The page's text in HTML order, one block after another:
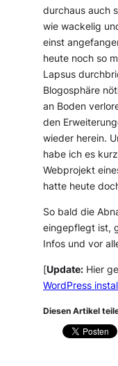
durchaus auch
wie wackelig
einst
heute noch so
Lapsus
Blogosphäre
an Boden
den
wieder herein.
habe ich es
Webprojekt
hatte heute
So bald die
eingepflegt ist,
Infos und vor
[Update: Hier
WordPress
Diesen Artikel